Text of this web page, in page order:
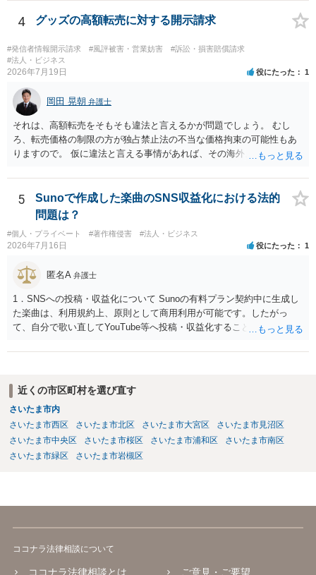
その人が会社を経営しているようで仕事が飛んだとのことでその分の
賠償金と8人分の従業員の年間利益を請求すると言われています。」で
良いかと思います。ご参考にしてください。
4 グッズの高額転売に対する開示請求
#発信者情報開示請求 #風評被害・営業妨害
#訴訟・損害賠償請求
#法人・ビジネス
2026年7月19日 役にたった 1
岡田 晃朝 弁護士
それは、高額転売をそもそも違法と言えるかが問題でしょう。 むし
ろ、転売価格の制限の方が独占禁止法の不当な価格拘束の可能性もあ
りますので。 仮に違法と言える事情があれば、その海外メーカーの権
ます。
5
Sunoで作成した楽曲のSNS収益化における法的
問題は？
#個人・プライベート #著作権侵害 #法人・ビジネス
2026年7月16日 役にたった 1
匿名A 弁護士
1．SNSへの投稿・収益化について Sunoの有料プラン契約中に生成し
た楽曲は、利用規約上、原則として商用利用が可能です。したがっ
て、自分で歌い直してYouTube等へ投稿・収益化することも、通常は
確認してください。 2．メロディーや伴奏の使用について AIボーカル
noの規約が適用されます。有料プランで適法に生成したものであれ
ば、原則として使用可能です。 3．著作権とJASRAC登録について Su
noが商用利用を認めていても、日本法上、その楽曲に著作権が発生す
るとは限りません。AIが自動生成したメロディーや伴奏について、人
の創作的な関与が乏しい場合、著作権が認められない可能性がありま
す。自分で歌い直しただけで、作曲部分の著作権が発生するわけでも
への登録は必須ではありません。登録を希望する場合は、自分が作
重要です。 4．音楽配信やライブについて SpotifyやApple Musicでの
配信、販売、ライブでの歌唱も、Sunoの規約上の商用利用条件を満た
近くの市区町村を選び直す
さいたま市内
さいたま市西区
さいたま市北区 さいたま市大宮区
さいたま市見沼区
さいたま市中央区
さいたま市桜区 さいたま市浦和区
さいたま市南区
さいたま市緑区
さいたま市岩槻区
ココナラ法律相談について
ココナラ法律相談とは ご意見・ご要望